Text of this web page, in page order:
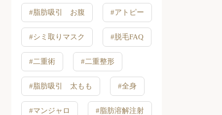
#脂肪吸引 お腹 #アトピー
#シミ取りマスク #脱毛FAQ
#二重術 #二重整形
#脂肪吸引 太もも #全身
#マンジャロ #脂肪溶解注射